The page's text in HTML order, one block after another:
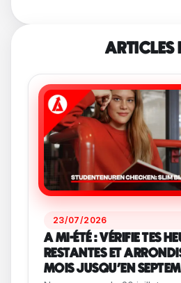
ARTICLES
23/07/2026
A MI-ÉTÉ : VÉRIFIE TES
RESTANTES ET
MOIS JUSQU'EN